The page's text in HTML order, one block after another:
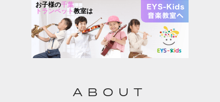
お子様の千葉
トランペット教室は
ABOUT